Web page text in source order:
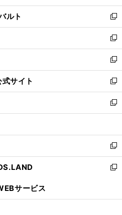
開
く
ウ
で
開
く
ン
ド
ウ
で
開
く
ウ
ィ
ン
ド
ウ
で
開
く
ルト
新
し
い
ウ
ィ
ン
ド
ウ
で
開
新
し
い
ウ
ィ
ン
ド
ウ
開
く
新
し
い
ウ
ィ
ン
ウ
で
開
く
サイト
新
し
い
ウ
ン
ド
ウ
で
新
し
ウ
ィ
ン
ド
開
新
し
い
ン
新
ウ
サービス